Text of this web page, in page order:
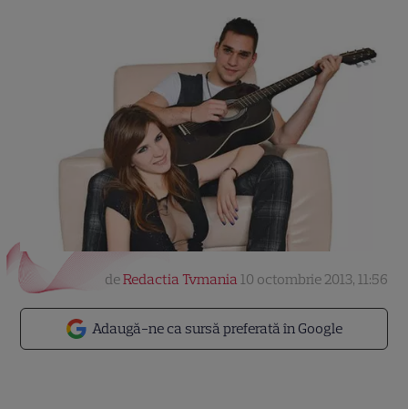
Adaugă-ne ca sursă preferată în Google
deRedactia Tvmania 10 octombrie 2013, 11:56